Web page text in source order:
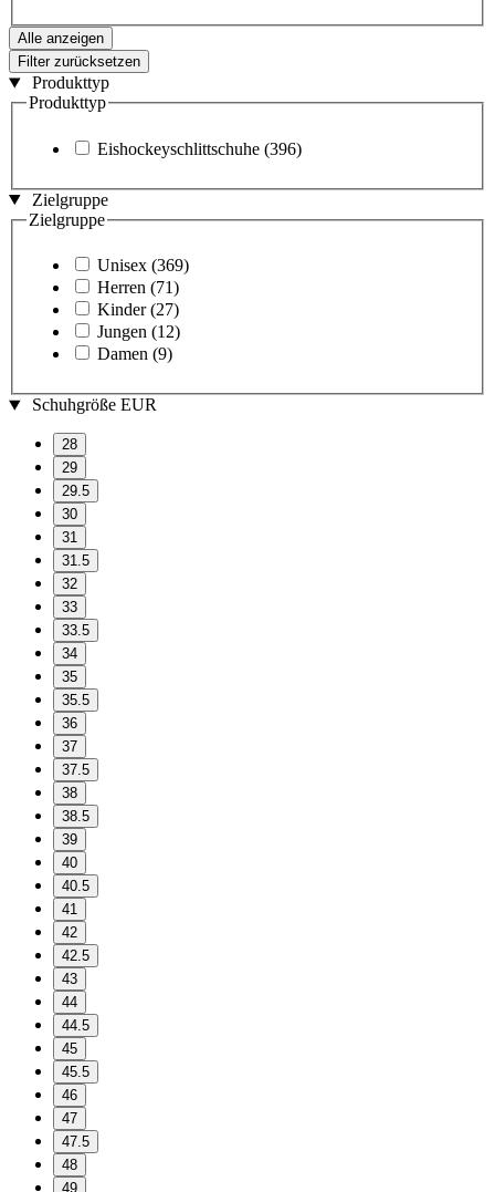
Alle anzeigen
Filter zurücksetzen
Produkttyp
Produkttyp
Eishockeyschlittschuhe (396)
Zielgruppe
Zielgruppe
Unisex (369)
Herren (71)
Kinder (27)
Jungen (12)
Damen (9)
Schuhgröße EUR
28
29
29.5
30
31
31.5
32
33
33.5
34
35
35.5
36
37
37.5
38
38.5
39
40
40.5
41
42
42.5
43
44
44.5
45
45.5
46
47
47.5
48
49